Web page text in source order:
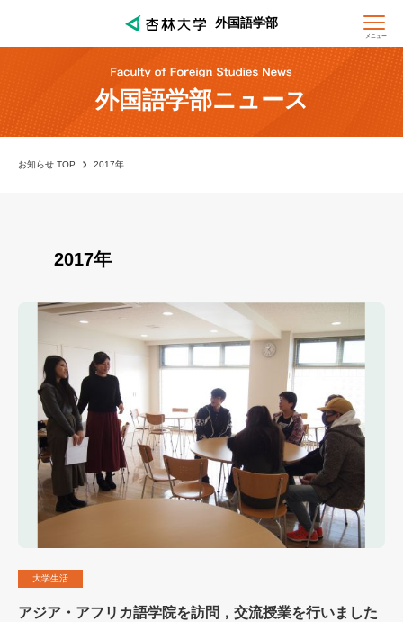
外国語学部
メニュー
外国語学部ニュース
お知らせ TOP 2017年
2017年
大学生活
アジア・アフリカ語学院を訪問，交流授業を行いました